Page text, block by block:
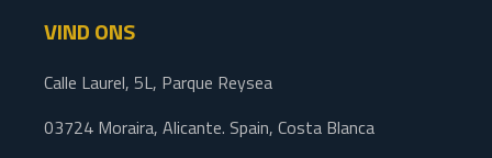
VIND ONS
Calle Laurel, 5L, Parque Reysea
03724 Moraira, Alicante. Spain, Costa Blanca